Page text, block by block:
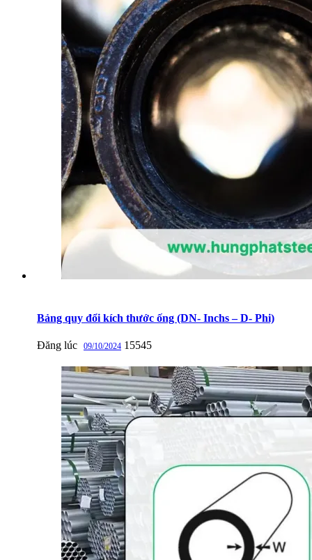
Bảng quy đổi kích thước ống (DN- Inchs – D- Phi)
Đăng lúc 09/10/2024 15545